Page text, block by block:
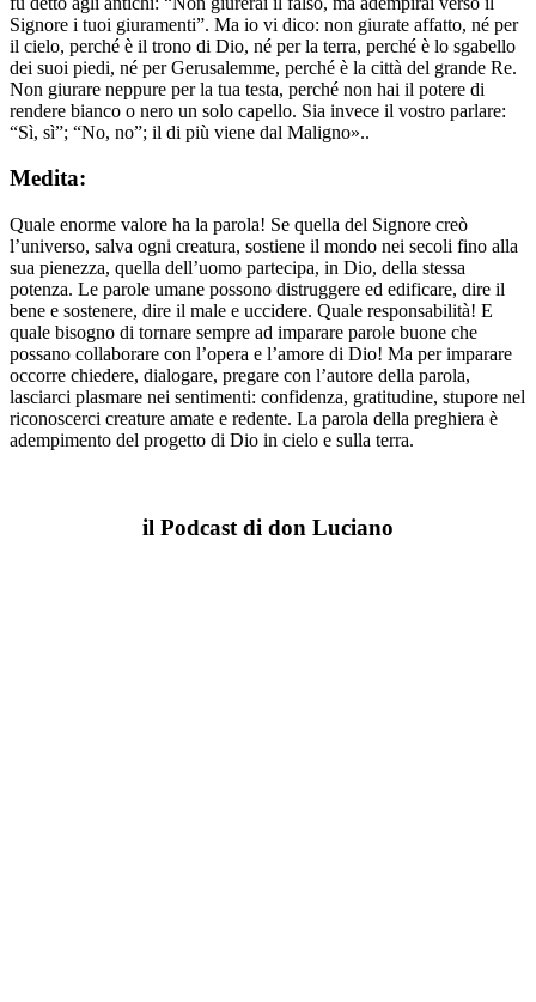
Signore i tuoi giuramenti”. Ma io vi dico: non giurate affatto, né per
il cielo, perché è il trono di Dio, né per la terra, perché è lo sgabello
dei suoi piedi, né per Gerusalemme, perché è la città del grande Re.
Non giurare neppure per la tua testa, perché non hai il potere di
rendere bianco o nero un solo capello. Sia invece il vostro parlare:
“Sì, sì”; “No, no”; il di più viene dal Maligno»..
Medita:
Quale enorme valore ha la parola! Se quella del Signore creò
l’universo, salva ogni creatura, sostiene il mondo nei secoli fino alla
sua pienezza, quella dell’uomo partecipa, in Dio, della stessa
potenza. Le parole umane possono distruggere ed edificare, dire il
bene e sostenere, dire il male e uccidere. Quale responsabilità! E
quale bisogno di tornare sempre ad imparare parole buone che
possano collaborare con l’opera e l’amore di Dio! Ma per imparare
occorre chiedere, dialogare, pregare con l’autore della parola,
lasciarci plasmare nei sentimenti: confidenza, gratitudine, stupore nel
riconoscerci creature amate e redente. La parola della preghiera è
adempimento del progetto di Dio in cielo e sulla terra.
il Podcast di don Luciano